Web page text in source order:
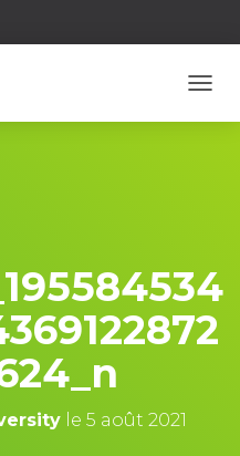
É
N
V
le 5 août 2021